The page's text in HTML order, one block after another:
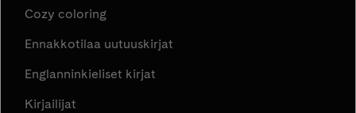
Cozy coloring
Ennakkotilaa uutuuskirjat
Englanninkieliset kirjat
Kirjailijat